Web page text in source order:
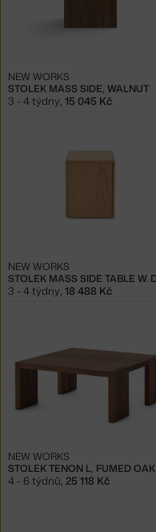
STOLEK MASS SIDE, WALNUT
NEW WORKS
3 - 4 týdny, 15 045 Kč
NEW WORKS
3 - 4 týdny, 18 488 Kč
STOLEK TENON L, FUMED OAK
NEW WORKS
4 - 6 týdnů, 25 118 Kč